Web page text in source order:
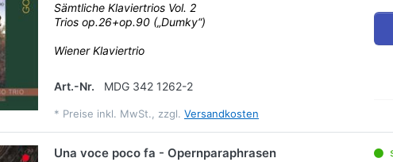
Sämtliche Klaviertrios Vol. 2
Trios op.26+op.90 („Dumky“)
Wiener Klaviertrio
Art.-Nr. MDG 342 1262-2
* Preise inkl. MwSt., zzgl. Versandkosten
Una voce poco fa - Opernparaphrasen